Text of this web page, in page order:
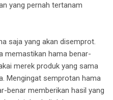
yang pernah tertanam
saja yang akan disemprot.
memastikan hama benar-
merek produk yang sama
Mengingat semprotan hama
benar memberikan hasil yang